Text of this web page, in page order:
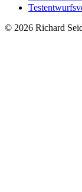
© 2026 Richard